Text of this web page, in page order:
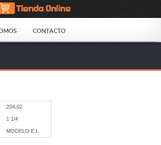
CONTACTO
204,02
1 1/4
MODELO E.I.